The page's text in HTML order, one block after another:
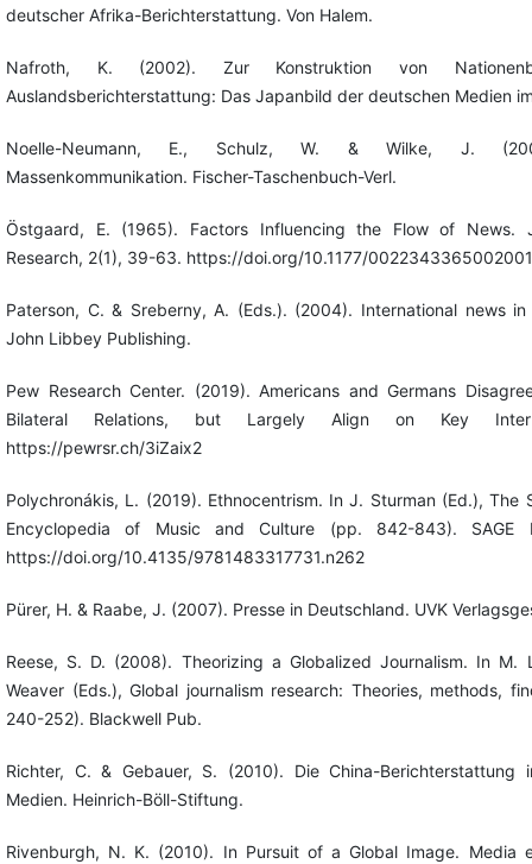
deutscher Afrika-Berichterstattung. Von Halem.
Nafroth, K. (2002). Zur Konstruktion von
Auslandsberichterstattung: Das Japanbild der deutschen Medien
Noelle-Neumann, E., Schulz, W. & Wilke, J.
Massenkommunikation. Fischer-Taschenbuch-Verl.
Östgaard, E. (1965). Factors Influencing the Flow of News.
Research, 2(1), 39-63. https://doi.org/10.1177/
Paterson, C. & Sreberny, A. (Eds.). (2004). International news
John Libbey Publishing.
Pew Research Center. (2019). Americans and Germans
Bilateral Relations, but Largely Align on Key
https://pewrsr.ch/3iZaix2
Polychronákis, L. (2019). Ethnocentrism. In J. Sturman (Ed.), The
Encyclopedia of Music and Culture (pp. 842-843). SAGE
https://doi.org/10.4135/9781483317731.n262
Pürer, H. & Raabe, J. (2007). Presse in Deutschland. UVK
Reese, S. D. (2008). Theorizing a Globalized Journalism. In M.
Weaver (Eds.), Global journalism research: Theories, methods,
240-252). Blackwell Pub.
Richter, C. & Gebauer, S. (2010). Die China-Berichterstattung
Medien. Heinrich-Böll-Stiftung.
Rivenburgh, N. K. (2010). In Pursuit of a Global Image. Media